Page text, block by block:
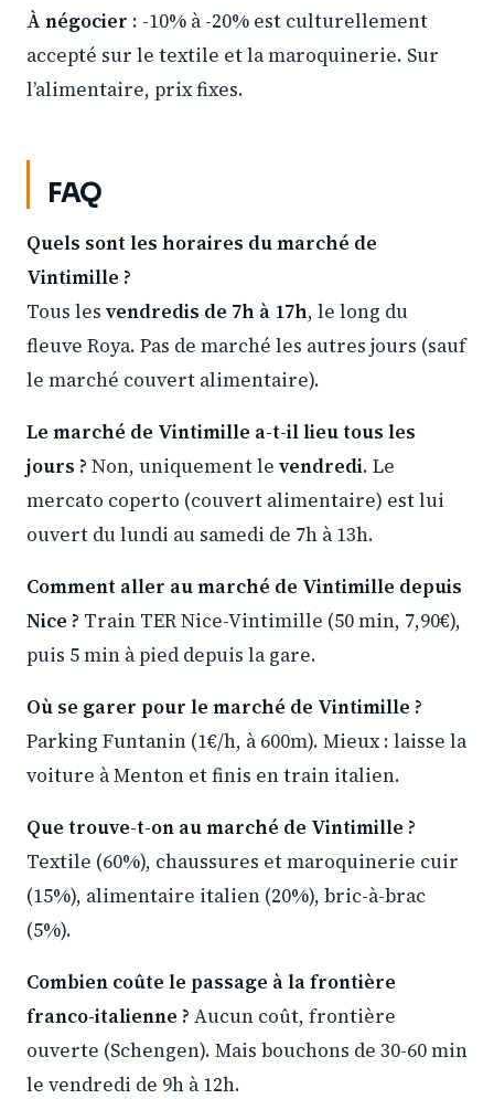
À négocier : -10% à -20% est culturellement
accepté sur le textile et la maroquinerie. Sur
l’alimentaire, prix fixes.
FAQ
Quels sont les horaires du marché de
Vintimille ?
Tous les vendredis de 7h à 17h, le long du
fleuve Roya. Pas de marché les autres jours (sauf
le marché couvert alimentaire).
Le marché de Vintimille a-t-il lieu tous les
jours ? Non, uniquement le vendredi. Le
mercato coperto (couvert alimentaire) est lui
ouvert du lundi au samedi de 7h à 13h.
Comment aller au marché de Vintimille depuis
Nice ? Train TER Nice-Vintimille (50 min, 7,90€),
puis 5 min à pied depuis la gare.
Où se garer pour le marché de Vintimille ?
Parking Funtanin (1€/h, à 600m). Mieux : laisse la
voiture à Menton et finis en train italien.
Que trouve-t-on au marché de Vintimille ?
Textile (60%), chaussures et maroquinerie cuir
(15%), alimentaire italien (20%), bric-à-brac
(5%).
Combien coûte le passage à la frontière
franco-italienne ? Aucun coût, frontière
ouverte (Schengen). Mais bouchons de 30-60 min
le vendredi de 9h à 12h.